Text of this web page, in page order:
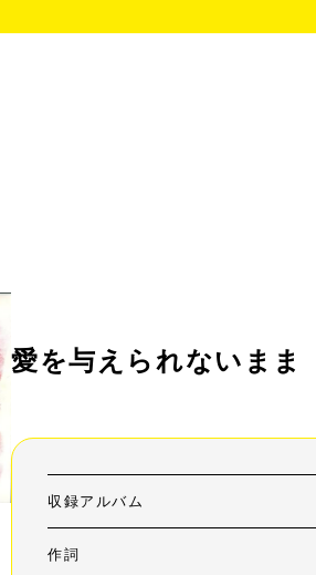
愛を与えられないまま
収録アルバム
作詞